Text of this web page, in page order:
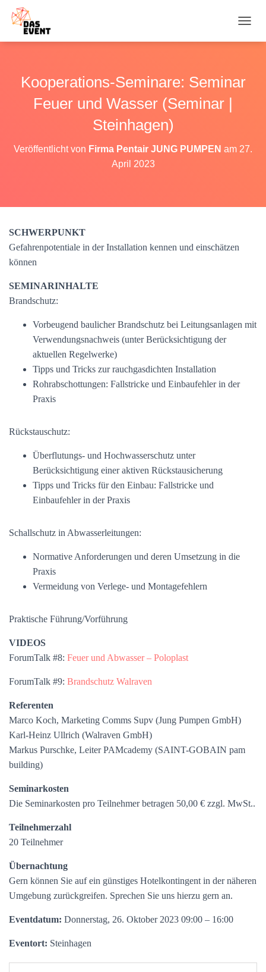
A
M
Kooperations-Seminare: Seminar
Feuer und Wasser (Seminar |
Steinhagen)
Veröffentlicht von Firma Pentair JUNG PUMPEN am 27.
April 2023
SCHWERPUNKT
Gefahrenpotentiale in der Installation kennen und einschätzen
können
SEMINARINHALTE
Brandschutz:
Vorbeugend baulicher Brandschutz bei Leitungsanlagen mit
Verwendungsnachweis (unter Berücksichtigung der
aktuellen Regelwerke)
Tipps und Tricks zur rauchgasdichten Installation
Rohrabschottungen: Fallstricke und Einbaufehler in der
Praxis
Rückstauschutz:
Überflutungs- und Hochwasserschutz unter
Berücksichtigung einer aktiven Rückstausicherung
Tipps und Tricks für den Einbau: Fallstricke und
Einbaufehler in der Praxis
Schallschutz in Abwasserleitungen:
Normative Anforderungen und deren Umsetzung in die
Praxis
Vermeidung von Verlege- und Montagefehlern
Praktische Führung/Vorführung
VIDEOS
ForumTalk #8: Feuer und Abwasser – Poloplast
ForumTalk #9: Brandschutz Walraven
Referenten
Marco Koch, Marketing Comms Supv (Jung Pumpen GmbH)
Karl-Heinz Ullrich (Walraven GmbH)
Markus Purschke, Leiter PAMcademy (SAINT-GOBAIN pam
building)
Seminarkosten
Die Seminarkosten pro Teilnehmer betragen 50,00 € zzgl. MwSt..
Teilnehmerzahl
20 Teilnehmer
Übernachtung
Gern können Sie auf ein günstiges Hotelkontingent in der näheren
Umgebung zurückgreifen. Sprechen Sie uns hierzu gern an.
Eventdatum: Donnerstag, 26. Oktober 2023 09:00 – 16:00
Eventort: Steinhagen